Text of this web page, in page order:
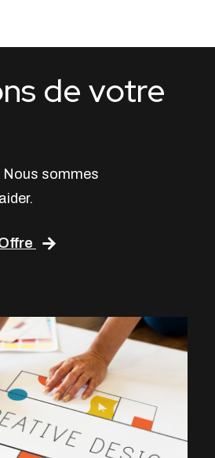
de votre
sommes